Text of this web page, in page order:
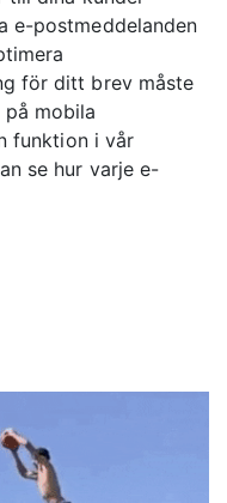
e-postmeddelanden
för ditt brev måste
mobila
funktion i vår
se hur varje e-